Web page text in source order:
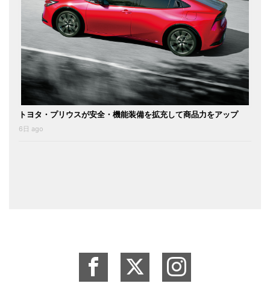
トヨタ・プリウスが安全・機能装備を拡充して商品力をアップ
6日 ago